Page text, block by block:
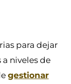
para dejar
niveles de
gestionar